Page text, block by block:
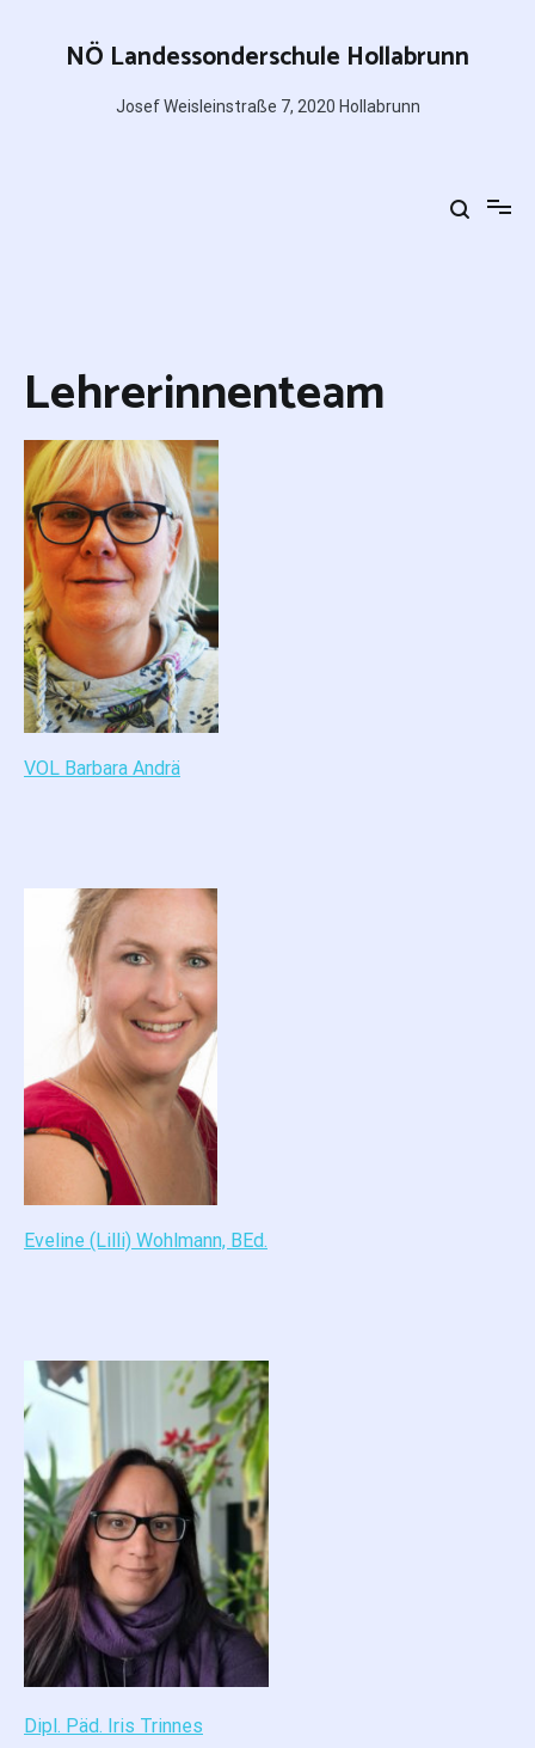
springenNÖ Landessonderschule Hollabrunn
Josef Weisleinstraße 7, 2020 Hollabrunn
Lehrerinnenteam
VOL Barbara Andrä
Eveline (Lilli) Wohlmann, BEd.
Dipl. Päd. Iris Trinnes